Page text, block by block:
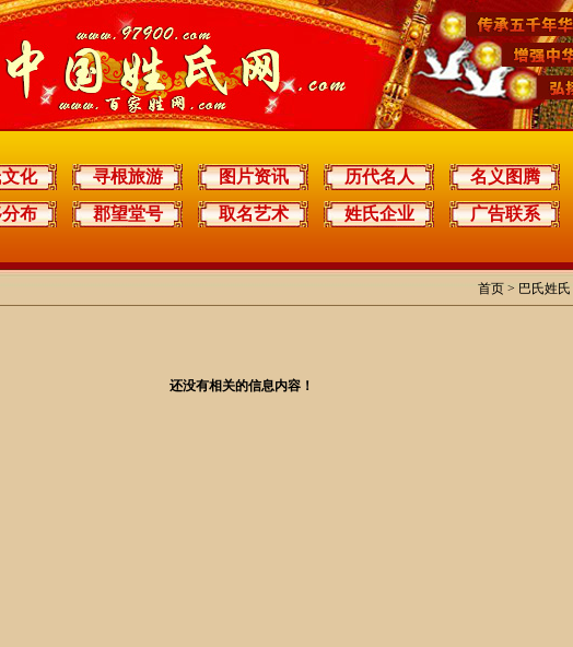
化 寻根旅游 图片资讯 历代名人
名义图腾
布 郡望堂号 取名艺术 姓氏企业 广告联系
首页 > 巴氏姓氏
还没有相关的信息内容！